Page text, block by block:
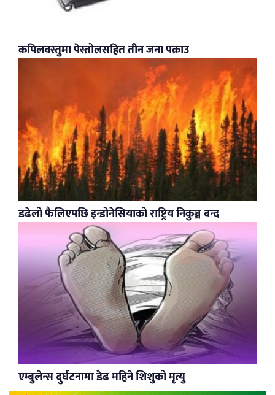
कपिलवस्तुमा पेस्तोलसहित तीन जना पक्राउ
डढेलो फैलिएपछि इन्डोनेसियाको राष्ट्रिय निकुञ्ज बन्द
एम्बुलेन्स दुर्घटनामा डेढ महिने शिशुको मृत्यु